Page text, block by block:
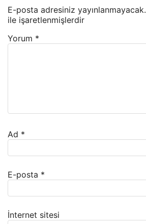
E-posta adresiniz yayınlanmayacak.
ile işaretlenmişlerdir
Yorum *
Ad *
E-posta *
İnternet sitesi